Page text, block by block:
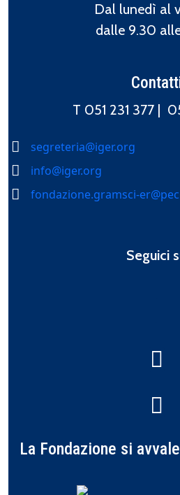
Dal lunedì al
dalle 9.30
T 051 231 377 |
segreteria@iger.org
info@iger.org
fondazione.gramsci-
Seguici
La Fondazione si